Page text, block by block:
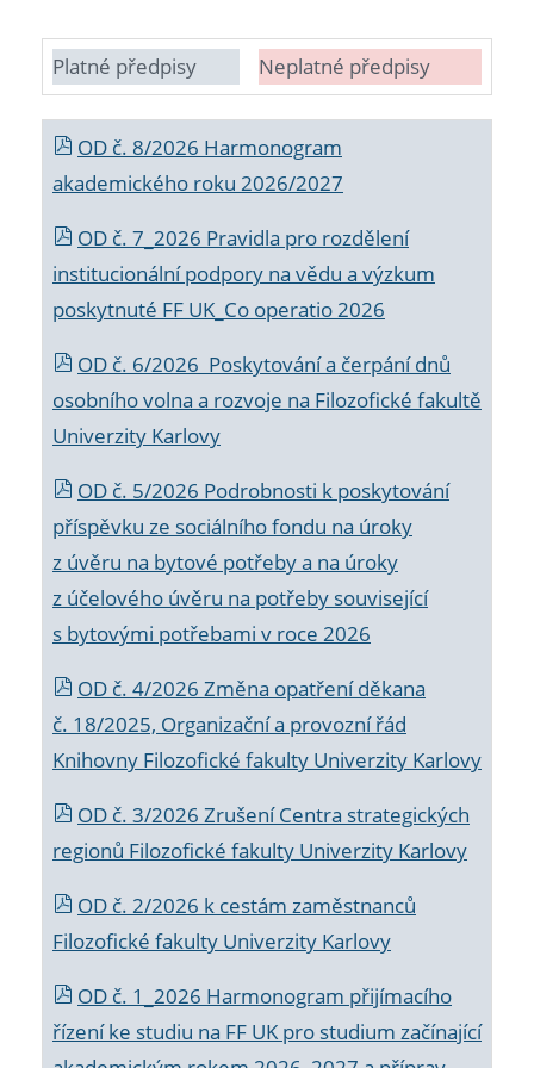
Platné předpisy Neplatné předpisy
OD č. 8/2026 Harmonogram
akademického roku 2026/2027
OD č. 7_2026 Pravidla pro rozdělení
institucionální podpory na vědu a výzkum
poskytnuté FF UK_Co operatio 2026
OD č. 6/2026 Poskytování a čerpání dnů
osobního volna a rozvoje na Filozofické fakultě
Univerzity Karlovy
OD č. 5/2026 Podrobnosti k poskytování
příspěvku ze sociálního fondu na úroky
z úvěru na bytové potřeby a na úroky
z účelového úvěru na potřeby související
s bytovými potřebami v roce 2026
OD č. 4/2026 Změna opatření děkana
č. 18/2025, Organizační a provozní řád
Knihovny Filozofické fakulty Univerzity Karlovy
OD č. 3/2026 Zrušení Centra strategických
regionů Filozofické fakulty Univerzity Karlovy
OD č. 2/2026 k cestám zaměstnanců
Filozofické fakulty Univerzity Karlovy
OD č. 1_2026 Harmonogram přijímacího
řízení ke studiu na FF UK pro studium začínající